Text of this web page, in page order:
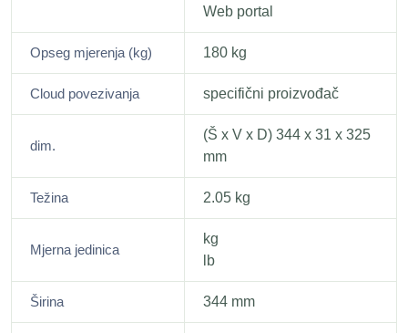
Web portal
Opseg mjerenja (kg) 180 kg
Cloud povezivanja specifični proizvođač
dim.
(Š x V x D) 344 x 31 x 325
mm
Težina 2.05 kg
Mjerna jedinica
kg
lb
Širina 344 mm